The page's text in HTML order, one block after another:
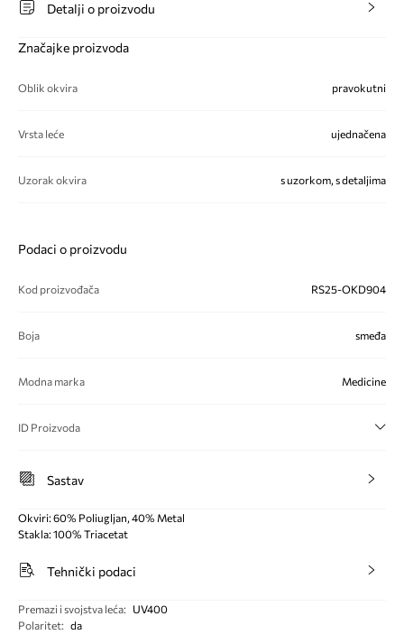
Detalji o proizvodu
Značajke proizvoda
Oblik okvira pravokutni
Vrsta leće ujednačena
Uzorak okvira s uzorkom, s detaljima
Podaci o proizvodu
Kod proizvođača RS25-OKD904
Boja smeđa
Modna marka Medicine
ID Proizvoda
Sastav
Okviri: 60% Poliugljan, 40% Metal
Stakla: 100% Triacetat
Tehnički podaci
Premazi i svojstva leća:
UV400
Polaritet: da